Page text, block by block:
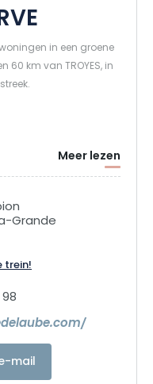
in een groene
60 km van TROYES, in
Meer lezen
Grande
trein!
mail